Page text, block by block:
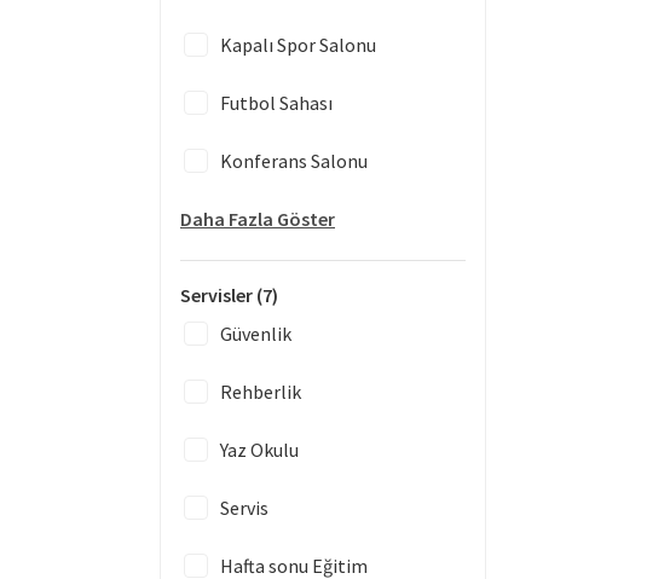
Kapalı Spor Salonu
Futbol Sahası
Konferans Salonu
Daha Fazla Göster
Servisler (7)
Güvenlik
Rehberlik
Yaz Okulu
Servis
Hafta sonu Eğitim